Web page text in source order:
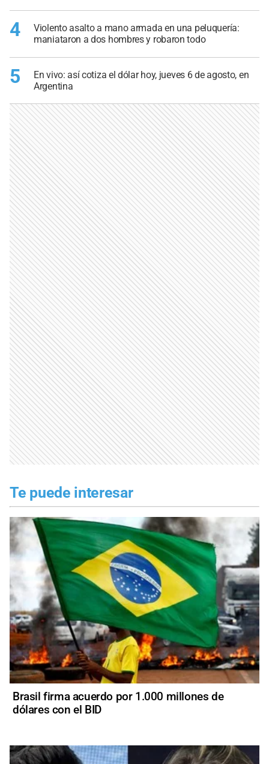
4
Violento asalto a mano armada en una peluquería:
maniataron a dos hombres y robaron todo
5
En vivo: así cotiza el dólar hoy, jueves 6 de agosto, en
Argentina
Te puede interesar
Brasil firma acuerdo por 1.000 millones de
dólares con el BID